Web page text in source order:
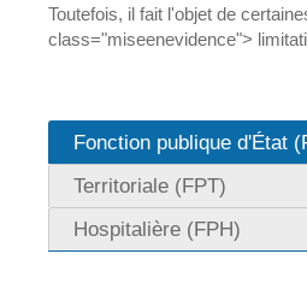
Toutefois, il fait l'objet de
class="miseenevidence">
Fonction publique d'État
Territoriale (FPT)
Hospitalière (FPH)